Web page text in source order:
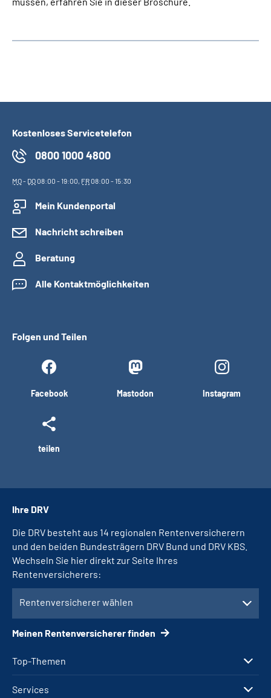
Kostenloses Servicetelefon
0800 1000 4800
MO- DO08:00 - 19:00, FR08:00 - 15:30
Mein Kundenportal
Nachricht schreiben
Beratung
Alle Kontaktmöglichkeiten
Folgen und Teilen
Facebook Mastodon Instagram
teilen
Top-Themen
Services
Ihre DRV
Die DRV besteht aus 14 regionalen Rentenversicherern
und den beiden Bundesträgern DRV Bund und DRV KBS.
Wechseln Sie hier direkt zur Seite Ihres
Rentenversicherers:
Rentenversicherer wählen
Meinen Rentenversicherer finden